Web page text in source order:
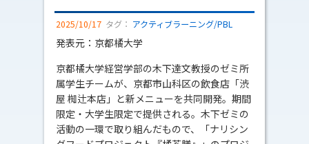
2025/10/17 タグ： アクティブラーニング/PBL
発表元：京都橘大学
京都橘大学経営学部の木下達文教授のゼミ所
属学生チームが、京都市山科区の飲食店「渋
屋 椥辻本店」と新メニューを共同開発。期間
限定・大学生限定で提供される。木下ゼミの
活動の一環で取り組んだもので、「ナリシン